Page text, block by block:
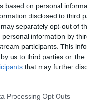
based on personal
disclosed to third
separately opt-out of
personal information by
participants. This
us to third parties on the
that may further
Processing Opt Outs
2026
Italia: gli
finale con i derby di
2026
Italia: gli
con i derby a Cagliari,